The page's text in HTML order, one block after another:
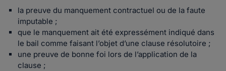
la preuve du manquement contractuel ou de la faute
imputable ;
que le manquement ait été expressément indiqué dans
le bail comme faisant l’objet d’une clause résolutoire ;
une preuve de bonne foi lors de l’application de la
clause ;